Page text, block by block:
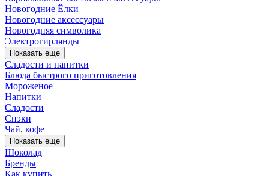
Новогодние Ёлки
Новогодние аксессуары
Новогодняя символика
Электрогирлянды
Показать еще
Сладости и напитки
Блюда быстрого приготовления
Мороженое
Напитки
Сладости
Снэки
Чай, кофе
Показать еще
Шоколад
Бренды
Как купить